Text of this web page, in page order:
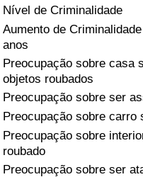
Nível de Criminalidade
Aumento de
anos
Preocupação sobre casa
objetos roubados
Preocupação sobre ser
Preocupação sobre carro
Preocupação sobre
roubado
Preocupação sobre ser
Indicador de Crime
Índice de criminalidade
Saúde
Indicador de Saúde
Indicador de Saúde